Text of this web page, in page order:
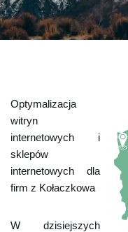
Optymalizacja
witryn
internetowych i
sklepów
internetowych dla
firm z Kołaczkowa
W dzisiejszych